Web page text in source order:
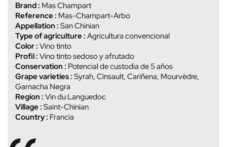
Brand : Mas Champart
Reference : Mas-Champart-Arbo
Appellation : San Chinian
Type of agriculture : Agricultura convencional
Color : Vino tinto
Profil : Vino tinto sedoso y afrutado
Conservation : Potencial de custodia de 5 años
Grape varieties : Syrah, Cinsault, Cariñena, Mourvèdre,
Garnacha Negra
Region : Vin du Languedoc
Village : Saint-Chinian
Country : Francia